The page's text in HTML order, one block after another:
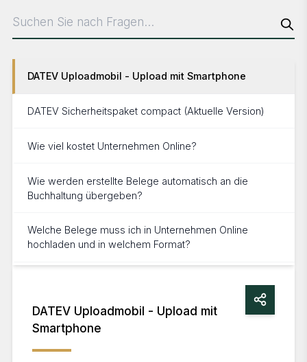
DATEV Uploadmobil - Upload mit Smartphone
DATEV Sicherheitspaket compact (Aktuelle Version)
Wie viel kostet Unternehmen Online?
Wie werden erstellte Belege automatisch an die
Buchhaltung übergeben?
Welche Belege muss ich in Unternehmen Online
hochladen und in welchem Format?
Wie sicher ist die Datenübertragung bei DATEV
DATEV Uploadmobil - Upload mit
Smartphone